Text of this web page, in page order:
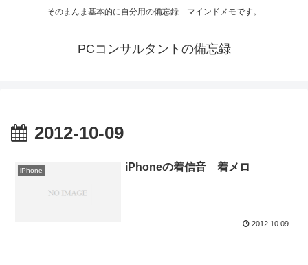
そのまんま基本的に自分用の備忘録 マインドメモです。
PCコンサルタントの備忘録
2012-10-09
iPhone iPhoneの着信音 着メロ
2012.10.09